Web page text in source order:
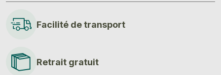
Facilité de transport
Retrait gratuit